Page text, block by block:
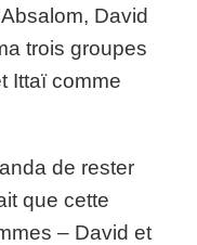
David
trois groupes
Ittaï comme
de rester
que cette
– David et